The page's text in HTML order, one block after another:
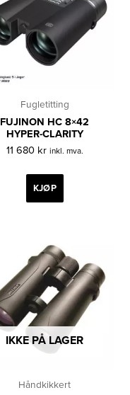
Fugletitting
FUJINON HC 8×42
HYPER-CLARITY
11 680 kr inkl. mva.
KJØP
IKKE PÅ LAGER
Håndkikkert